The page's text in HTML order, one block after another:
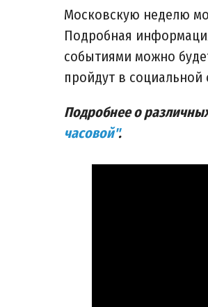
Московскую неделю
Подробная
событиями можно
пройдут в социальной
Подробнее о
часовой".